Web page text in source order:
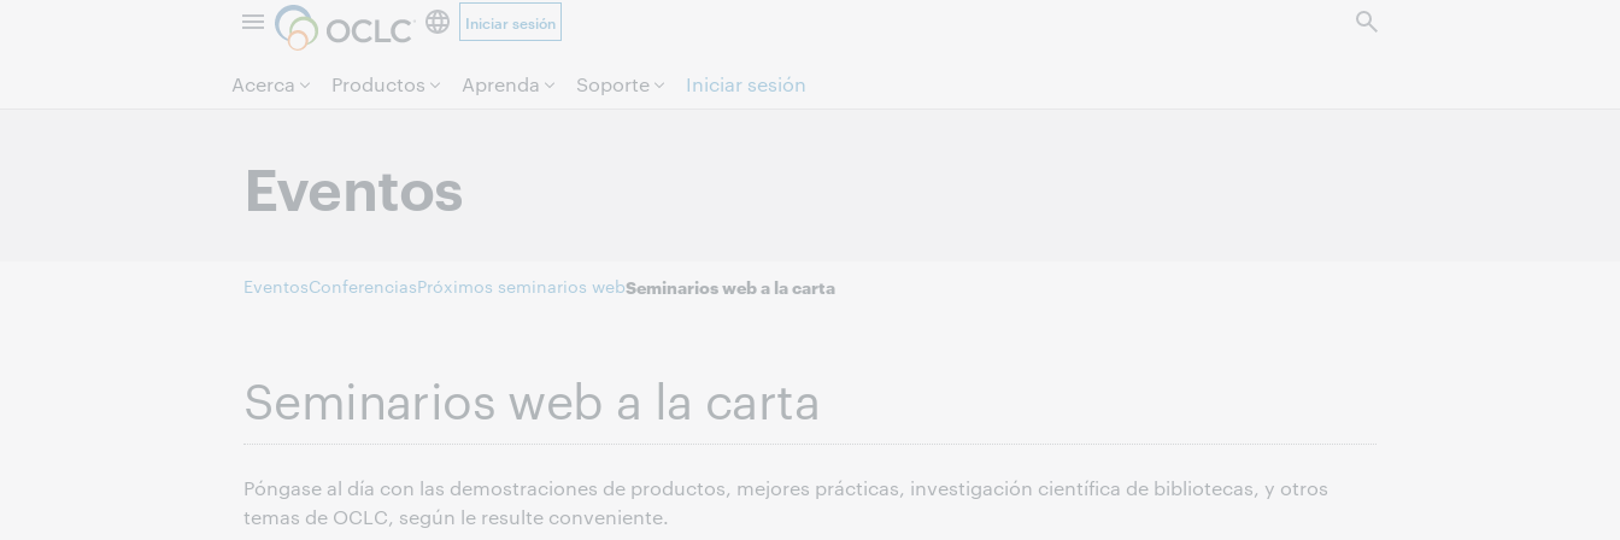
Iniciar sesión
Acerca Productos Aprenda Soporte Iniciar sesión
Eventos
EventosConferenciasPróximos seminarios webSeminarios web a la carta
Seminarios web a la carta
Póngase al día con las demostraciones de productos, mejores prácticas, investigación científica de bibliotecas, y otros
temas de OCLC, según le resulte conveniente.